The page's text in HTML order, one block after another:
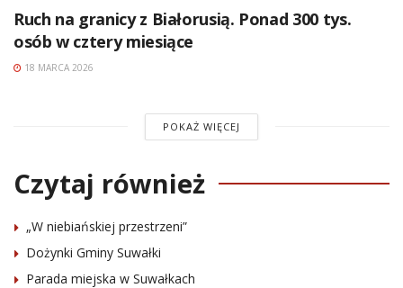
Ruch na granicy z Białorusią. Ponad 300 tys.
osób w cztery miesiące
18 MARCA 2026
POKAŻ WIĘCEJ
Czytaj również
„W niebiańskiej przestrzeni”
Dożynki Gminy Suwałki
Parada miejska w Suwałkach